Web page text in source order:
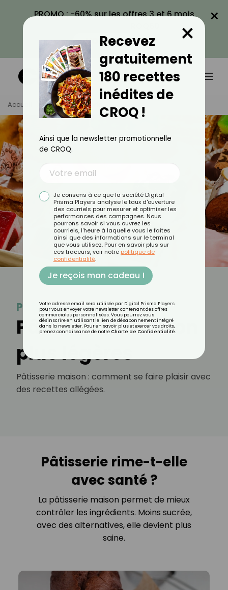
PROMO : -60% sur les offres 3 et 6 mois
VOIR LA PROMO
×
Accueil Tag Pâtisserie
Pâtisserie
Pâtisseries maison
plus légères
Pâtisserie maison : comment se faire plaisir avec
des recettes allégées.
Pâtisserie rime-t-elle
avec santé ?
La pâtisserie maison permet de mieux
contrôler les ingrédients. Moins sucrée,
avec des alternatives, elle devient plus
saine.
Recevez
gratuitement
180 recettes
inédites de
CROQ !
×
Ainsi que la newsletter promotionnelle
de CROQ.
Je consens à ce que la société Digital
Prisma Players analyse le taux d'ouverture
des courriels pour mesurer et optimiser les
performances des campagnes. Nous
pourrons savoir si vous ouvrez les
courriels, l'heure à laquelle vous le faites
ainsi que des informations sur le terminal
que vous utilisez. Pour en savoir plus sur
ces traceurs, voir notre politique de
confidentialité.
Je reçois mon cadeau !
Votre adresse email sera utilisée par Digital Prisma Players
pour vous envoyer votre newsletter contenant des offres
commerciales personnalisées. Vous pourrez vous
désinscrire en utilisant le lien de désabonnement intégré
dans la newsletter. Pour en savoir plus et exercer vos droits,
prenez connaissance de notre Charte de Confidentialité.